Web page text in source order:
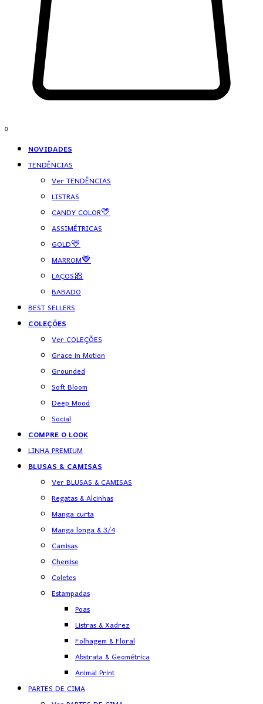
0
NOVIDADES
TENDÊNCIAS
Ver TENDÊNCIAS
LISTRAS
CANDY COLOR💛
ASSIMÉTRICAS
GOLD💛
MARROM🤎
LAÇOS🎀
BABADO
BEST SELLERS
COLEÇÕES
Ver COLEÇÕES
Grace in Motion
Grounded
Soft Bloom
Deep Mood
Social
COMPRE O LOOK
LINHA PREMIUM
BLUSAS & CAMISAS
Ver BLUSAS & CAMISAS
Regatas & Alcinhas
Manga curta
Manga longa & 3/4
Camisas
Chemise
Coletes
Estampadas
Poas
Listras & Xadrez
Folhagem & Floral
Abstrata & Geométrica
Animal Print
PARTES DE CIMA